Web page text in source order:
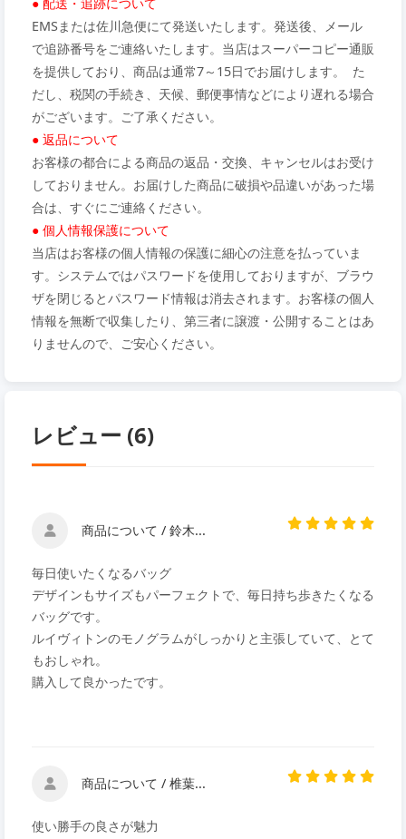
EMSまたは佐川急便にて発送いたします。発送後、メール
で追跡番号をご連絡いたします。当店はスーパーコピー通販
を提供しており、商品は通常7～15日でお届けします。 た
だし、税関の手続き、天候、郵便事情などにより遅れる場合
がございます。ご了承ください。
● 返品について
お客様の都合による商品の返品・交換、キャンセルはお受け
しておりません。お届けした商品に破損や品違いがあった場
合は、すぐにご連絡ください。
● 個人情報保護について
当店はお客様の個人情報の保護に細心の注意を払っていま
す。システムではパスワードを使用しておりますが、ブラウ
ザを閉じるとパスワード情報は消去されます。お客様の個人
情報を無断で収集したり、第三者に譲渡・公開することはあ
りませんので、ご安心ください。
レビュー (6)
商品について / 鈴木...
毎日使いたくなるバッグ
デザインもサイズもパーフェクトで、毎日持ち歩きたくなる
バッグです。
ルイヴィトンのモノグラムがしっかりと主張していて、とて
もおしゃれ。
購入して良かったです。
商品について / 椎葉...
使い勝手の良さが魅力